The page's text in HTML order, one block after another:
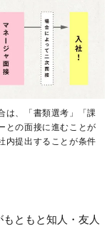
は、「書類選考」「課
との面接に進むことが
内提出することが条件
ともと知人・友人